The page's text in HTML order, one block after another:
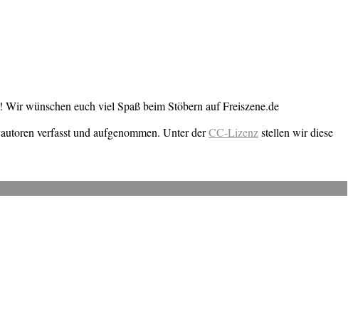
wünschen euch viel Spaß beim Stöbern auf Freiszene.de
verfasst und aufgenommen. Unter derCC-Lizenzstellen wir diese